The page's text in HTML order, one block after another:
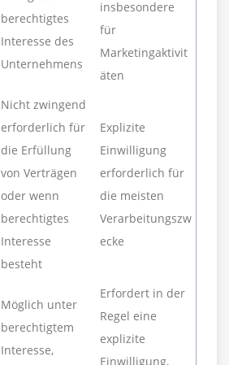
berechtigtes
Interesse des
Unternehmens
insbesondere
für
Marketingaktivit
äten
Nicht zwingend
erforderlich für
die Erfüllung
von Verträgen
oder wenn
berechtigtes
Interesse
besteht
Explizite
Einwilligung
erforderlich für
die meisten
Verarbeitungszw
ecke
Möglich unter
berechtigtem
Interesse,
Erfordert in der
Regel eine
explizite
Einwilligung,